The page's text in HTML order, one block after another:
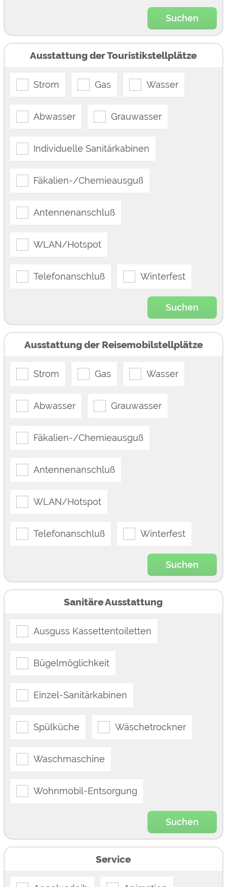
Suchen
Ausstattung der Touristikstellplätze
Strom Gas Wasser
Abwasser Grauwasser
Individuelle Sanitärkabinen
Fäkalien-/Chemieausguß
Antennenanschluß
WLAN/Hotspot
Telefonanschluß Winterfest
Suchen
Ausstattung der Reisemobilstellplätze
Strom Gas Wasser
Abwasser Grauwasser
Fäkalien-/Chemieausguß
Antennenanschluß
WLAN/Hotspot
Telefonanschluß Winterfest
Suchen
Sanitäre Ausstattung
Ausguss Kassettentoiletten
Bügelmöglichkeit
Einzel-Sanitärkabinen
Spülküche Wäschetrockner
Waschmaschine
Wohnmobil-Entsorgung
Suchen
Service